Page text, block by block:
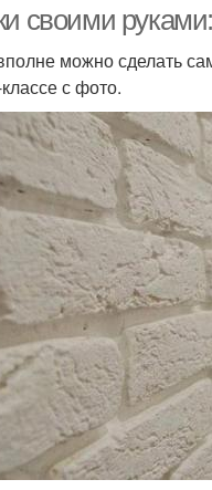
своими
можно сделать
с фото.